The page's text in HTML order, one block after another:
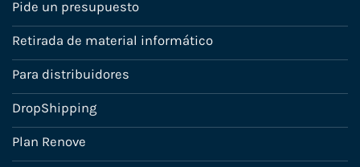
Pide un presupuesto
Retirada de material informático
Para distribuidores
DropShipping
Plan Renove